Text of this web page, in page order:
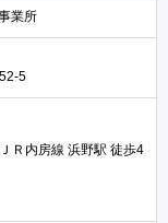
業所
5
Ｒ内房線 浜野駅 徒歩4